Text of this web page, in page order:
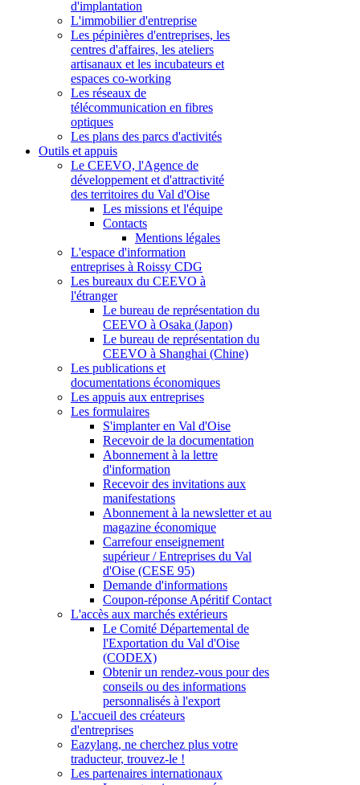
d'implantation
L'immobilier d'entreprise
Les pépinières d'entreprises, les
centres d'affaires, les ateliers
artisanaux et les incubateurs et
espaces co-working
Les réseaux de
télécommunication en fibres
optiques
Les plans des parcs d'activités
Outils et appuis
Le CEEVO, l'Agence de
développement et d'attractivité
des territoires du Val d'Oise
Les missions et l'équipe
Contacts
Mentions légales
L'espace d'information
entreprises à Roissy CDG
Les bureaux du CEEVO à
l'étranger
Le bureau de représentation du
CEEVO à Osaka (Japon)
Le bureau de représentation du
CEEVO à Shanghai (Chine)
Les publications et
documentations économiques
Les appuis aux entreprises
Les formulaires
S'implanter en Val d'Oise
Recevoir de la documentation
Abonnement à la lettre
d'information
Recevoir des invitations aux
manifestations
Abonnement à la newsletter et au
magazine économique
Carrefour enseignement
supérieur / Entreprises du Val
d'Oise (CESE 95)
Demande d'informations
Coupon-réponse Apéritif Contact
L'accès aux marchés extérieurs
Le Comité Départemental de
l'Exportation du Val d'Oise
(CODEX)
Obtenir un rendez-vous pour des
conseils ou des informations
personnalisés à l'export
L'accueil des créateurs
d'entreprises
Eazylang, ne cherchez plus votre
traducteur, trouvez-le !
Les partenaires internationaux